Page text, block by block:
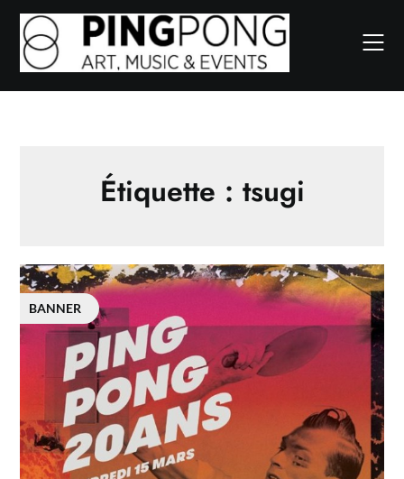
Skip
content
Étiquette : tsugi
BANNER